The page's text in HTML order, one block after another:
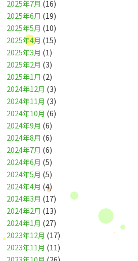
2025年7月 (16)
2025年6月 (19)
2025年5月 (10)
2025年4月 (15)
2025年3月 (1)
2025年2月 (3)
2025年1月 (2)
2024年12月 (3)
2024年11月 (3)
2024年10月 (6)
2024年9月 (6)
2024年8月 (6)
2024年7月 (6)
2024年6月 (5)
2024年5月 (5)
2024年4月 (4)
2024年3月 (17)
2024年2月 (13)
2024年1月 (27)
2023年12月 (17)
2023年11月 (11)